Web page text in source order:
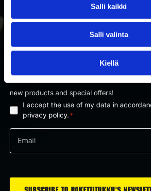
Salli kaikki
Salli valinta
Kiellä
SUBSCRIBE TO RAKETTITUKKU'S
new products and special offers!
Privacy
policy
I accept the use of my data in
privacy policy. *
Email